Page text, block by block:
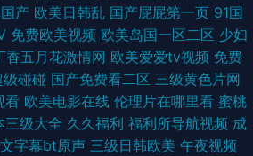
产 欧美日韩乱 国产屁屁第一页 91国
免费欧美视频 欧美岛国一区二区 少妇
香五月花激情网 欧美爱爱tv视频 免费
碰碰 国产免费看二区 三级黄色片网
看 欧美电影在线 伦理片在哪里看 蜜桃
三级大全 久久福利 福利所导航视频 成
字幕bt原声 三级日韩欧美 午夜视频